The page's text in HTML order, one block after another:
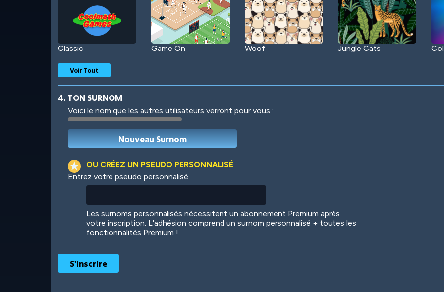
Classic Game On Woof Jungle Cats
Robotic International
Ooh! Aah!
Voir Tout
4. TON SURNOM
Voici le nom que les autres utilisateurs verront pour vous :
OU CRÉEZ UN PSEUDO PERSONNALISÉ
Entrez votre pseudo personnalisé
Les surnoms personnalisés nécessitent un abonnement Premium après
votre inscription. L'adhésion comprend un surnom personnalisé + toutes les
fonctionnalités Premium !